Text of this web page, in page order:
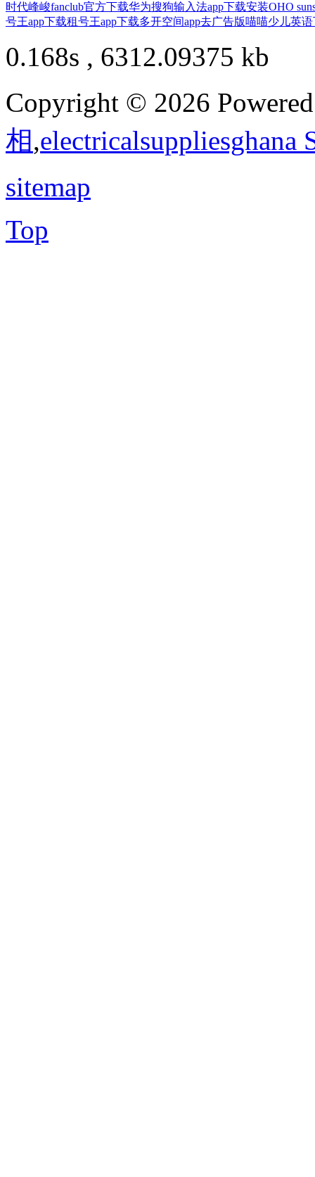
时代峰峻fanclub官方下载华为搜狗输入法app下载安装OHO
号王app下载租号王app下载多开空间app去广告版喵喵少儿英
0.168s , 6312.09375 kb
Copyright © 2026
相,electricalsuppliesghana
sitemap
Top